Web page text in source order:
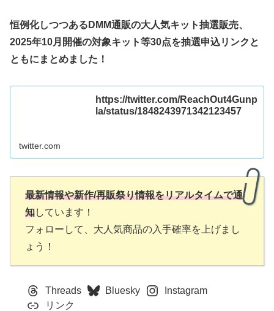
恒例化しつつあるDMM通販の大人気キット抽選販売、
2025年10月開催の対象キット等30点を抽選申込リンクと
ともにまとめました！
https://twitter.com/ReachOut4Gunp
la/status/1848243971342123457
twitter.com
最新情報や新作/再販祭り情報をリアルタイムで通
知しています！
フォローして、大人気商品の入手確率を上げまし
ょう！
Threads Bluesky
Instagram
リンク